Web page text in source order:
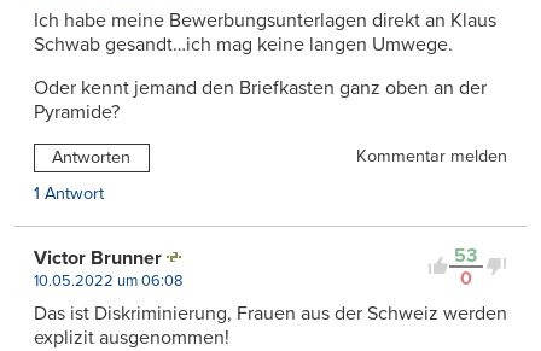
Ich habe meine Bewerbungsunterlagen direkt an Klaus
Schwab gesandt…ich mag keine langen Umwege.
Oder kennt jemand den Briefkasten ganz oben an der
Pyramide?
Antworten
Kommentar melden
1 Antwort
53
0
Victor Brunner
10.05.2022 um 06:08
Das ist Diskriminierung, Frauen aus der Schweiz werden
explizit ausgenommen!